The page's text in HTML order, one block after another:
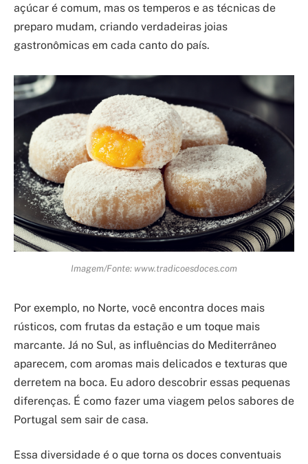
açúcar é comum, mas os temperos e as técnicas de
preparo mudam, criando verdadeiras joias
gastronômicas em cada canto do país.
Imagem/Fonte: www.tradicoesdoces.com
Por exemplo, no Norte, você encontra doces mais
rústicos, com frutas da estação e um toque mais
marcante. Já no Sul, as influências do Mediterrâneo
aparecem, com aromas mais delicados e texturas que
derretem na boca. Eu adoro descobrir essas pequenas
diferenças. É como fazer uma viagem pelos sabores de
Portugal sem sair de casa.
Essa diversidade é o que torna os doces conventuais